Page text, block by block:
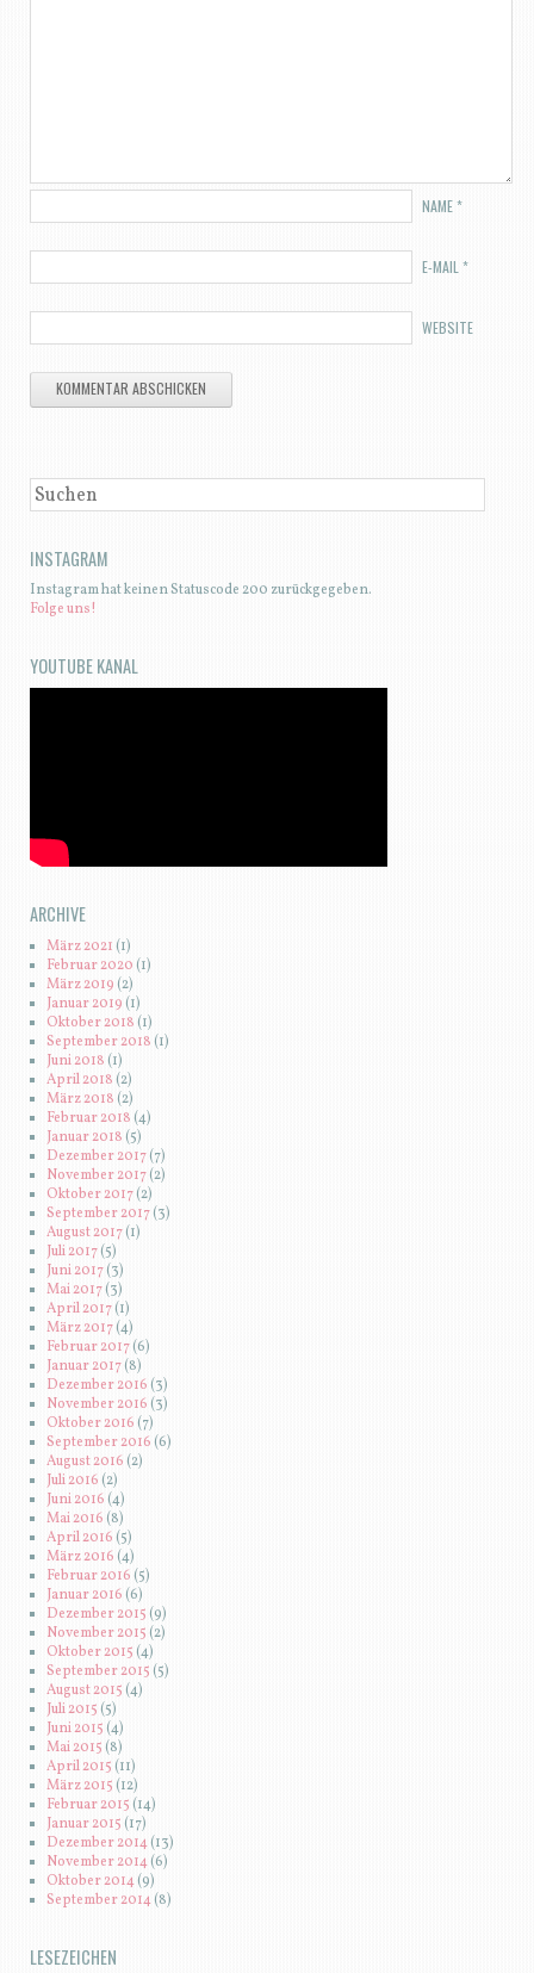
NAME*
E-MAIL *
WEBSITE
SUCHEN
INSTAGRAM
Instagram hat keinen Statuscode 200 zurückgegeben.
Folge uns!
YOUTUBE KANAL
ARCHIVE
März 2021(1)
Februar 2020 (1)
März 2019 (2)
Januar 2019 (1)
Oktober 2018(1)
September 2018 (1)
Juni 2018 (1)
April 2018(2)
März 2018 (2)
Februar 2018(4)
Januar 2018 (5)
Dezember 2017(7)
November 2017(2)
Oktober 2017(2)
September 2017(3)
August 2017(1)
Juli 2017(5)
Juni 2017(3)
Mai 2017(3)
April 2017(1)
März 2017(4)
Februar 2017(6)
Januar 2017(8)
Dezember 2016 (3)
November 2016 (3)
Oktober 2016(7)
September 2016 (6)
August 2016(2)
Juli 2016(2)
Juni 2016 (4)
Mai 2016 (8)
April 2016(5)
März 2016 (4)
Februar 2016(5)
Januar 2016 (6)
Dezember 2015 (9)
November 2015 (2)
Oktober 2015 (4)
September 2015 (5)
August 2015 (4)
Juli 2015 (5)
Juni 2015 (4)
Mai 2015(8)
April 2015 (11)
März 2015 (12)
Februar 2015 (14)
Januar 2015 (17)
Dezember 2014(13)
November 2014(6)
Oktober 2014(9)
September 2014(8)
LESEZEICHEN